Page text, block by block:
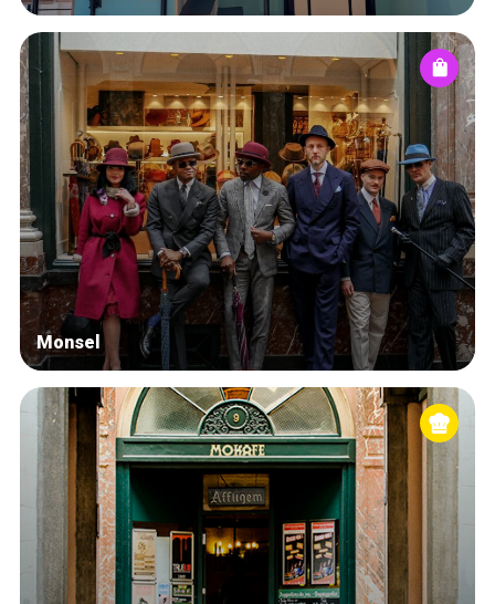
Monsel